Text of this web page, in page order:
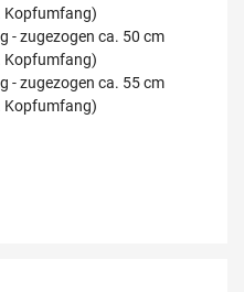
Kopfumfang)
- zugezogen ca. 50 cm
Kopfumfang)
- zugezogen ca. 55 cm
Kopfumfang)